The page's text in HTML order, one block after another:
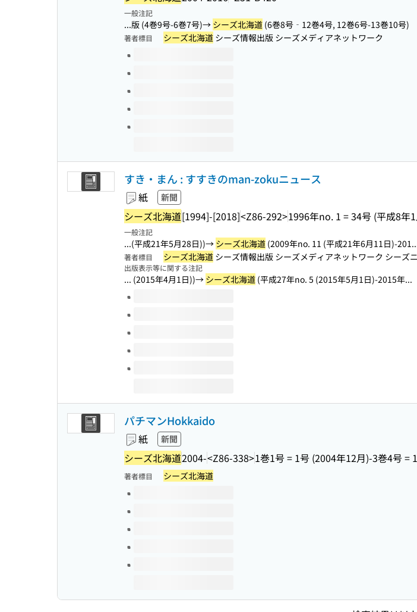
一般注記
...版 (4巻9号-6巻7号)→ シーズ北海道 (6巻8号‐12巻4号, 12巻6号-13巻10号)
著者標目 シーズ北海道 シーズ情報出版 シーズメディアネットワーク
このタイトルの巻号
すき・まん : すすきのman-zokuニュース
紙 新聞
シーズ北海道[1994]-[2018]<Z86-292>1996年no. 1 = 34号 (平成8年
一般注記
...(平成21年5月28日))→ シーズ北海道 (2009年no. 11 (平成21年6月11日)-
著者標目 シーズ北海道 シーズ情報出版 シーズメディアネットワーク シーズ
出版表示等に関する注記
... (2015年4月1日))→ シーズ北海道 (平成27年no. 5 (2015年5月1日)-2015年...
このタイトルの巻号
パチマンHokkaido
紙 新聞
シーズ北海道2004-<Z86-338>1巻1号 = 1号 (2004年12月)-3巻4号 =
著者標目 シーズ北海道
このタイトルの巻号